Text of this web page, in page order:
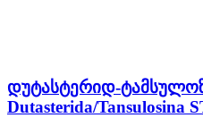
დუტასტერიდ-
Dutasterida/Tansulosina